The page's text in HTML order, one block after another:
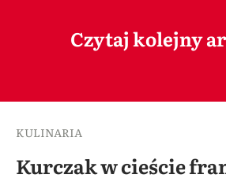
Czytaj kolejny
KULINARIA
Kurczak w cieście